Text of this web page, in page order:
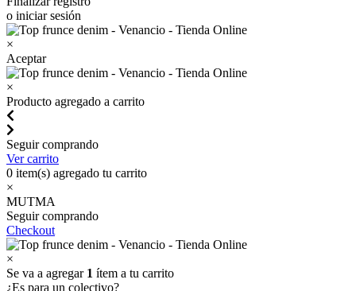
o iniciar sesión
×
Aceptar
×
Producto agregado a carrito
Seguir comprando
Ver carrito
0 item(s) agregado tu carrito
×
MUTMA
Seguir comprando
Checkout
×
Se va a agregar 1 ítem a tu carrito
¿Es para un colectivo?